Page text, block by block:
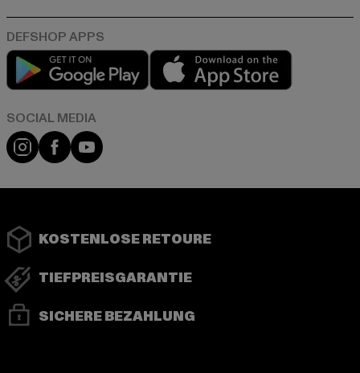
Play market
Instagram
FacebookYouTube
KOSTENLOSE RETOURE
TIEFPREISGARANTIE
SICHERE BEZAHLUNG